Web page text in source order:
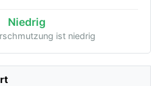
Niedrig
ist niedrig